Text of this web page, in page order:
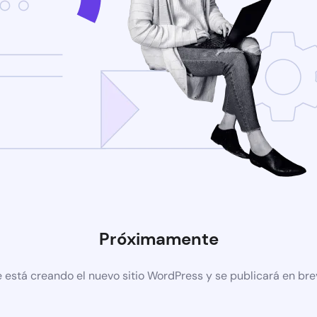
Próximamente
está creando el nuevo sitio WordPress y se publicará en